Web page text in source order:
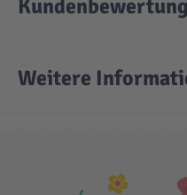
LEGO® Blumen
Weitere